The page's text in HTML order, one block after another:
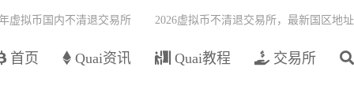
首页 Quai资讯 Quai教程 交易所
虚拟币国内不清退交易所 2026虚拟币不清退交易所，最新国区地址